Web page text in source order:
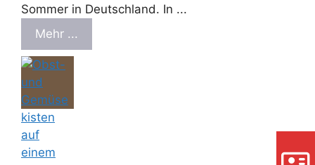
Sommer in Deutschland. In ...
Mehr ...